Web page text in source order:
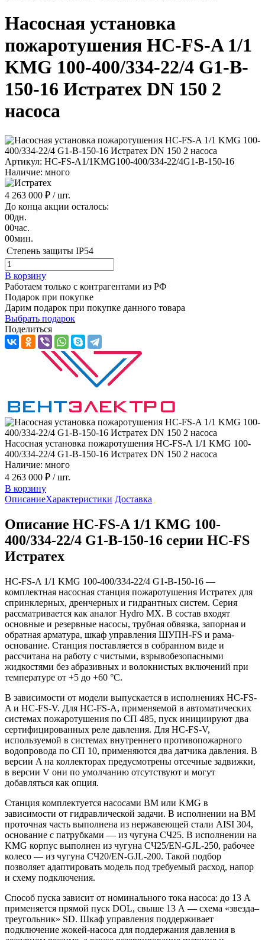
Насосная установка
пожаротушения HC-FS-A 1/1
KMG 100-400/334-22/4 G1-B-
150-16 Истратех DN 150 2
насоса
Артикул: HC-FS-A1/1KMG100-400/334-22/4G1-B-150-16
Наличие: много
4 263 000 ₽ / шт.
До конца акции осталось:
00дн.
00час.
00мин.
Степень защиты IP54
В корзину
Работаем только с контрагентами из РФ
Подарок при покупке
Дарим подарок при покупке данного товара
Выбрать подарок
Поделиться
Насосная установка пожаротушения HC-FS-A 1/1 KMG 100-
400/334-22/4 G1-B-150-16 Истратех DN 150 2 насоса
Наличие: много
4 263 000 ₽ / шт.
В корзину
ОписаниеХарактеристики Доставка
Описание HC-FS-A 1/1 KMG 100-
400/334-22/4 G1-B-150-16 серии HC-FS
Истратех
HC-FS-A 1/1 KMG 100-400/334-22/4 G1-B-150-16 —
комплектная насосная станция пожаротушения Истратех для
спринклерных, дренчерных и гидрантных систем. Серия
рассматривается как аналог Hydro MX. В состав входят
основные и резервные насосы, трубная обвязка, запорная и
обратная арматура, шкаф управления ШУПН-FS и рама-
основание. Станция поставляется в собранном виде и
рассчитана на работу с чистыми, взрывобезопасными
жидкостями без абразивных и волокнистых включений при
температуре от +5 до +60 °С.
В зависимости от модели выпускается в исполнениях HC-FS-
A и HC-FS-V. Для HC-FS-A, применяемой в автоматических
системах пожаротушения по СП 485, пуск инициируют два
сертифицированных реле давления. Для HC-FS-V,
используемой в системах внутреннего противопожарного
водопровода по СП 10, применяются два датчика давления. В
версии A на коллекторах предусмотрены отсечные задвижки,
в версии V они по умолчанию отсутствуют и могут
добавляться как опция.
Станция комплектуется насосами BM или KMG в
зависимости от гидравлической задачи. В исполнении на BM
проточная часть выполнена из нержавеющей стали AISI 304,
основание с патрубками — из чугуна СЧ25. В исполнении на
KMG корпус выполнен из чугуна СЧ25/EN-GJL-250, рабочее
колесо — из чугуна СЧ20/EN-GJL-200. Такой подбор
позволяет адаптировать модель под требуемый расход, напор
и схему подключения.
Способ пуска зависит от номинального тока насоса: до 13 А
применяется прямой пуск DOL, свыше 13 А — схема «звезда–
треугольник» SD. Шкаф управления поддерживает
подключение жокей-насоса для поддержания давления в